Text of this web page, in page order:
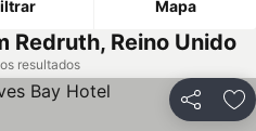
Mapa
Redruth, Reino Unido
resultados
Partilhar